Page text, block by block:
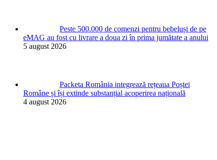
Peste 500.000 de comenzi pentru bebeluși de pe
eMAG au fost cu livrare a doua zi în prima jumătate a anului
5 august 2026
Packeta România integrează rețeaua Poștei
Române și își extinde substanțial acoperirea națională
4 august 2026